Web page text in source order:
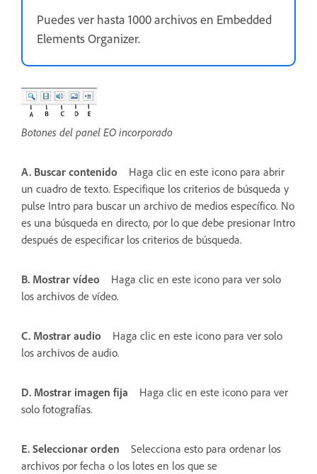
Puedes ver hasta 1000 archivos en Embedded
Elements Organizer.
Botones del panel EO incorporado
A. Buscar contenido
Haga clic en este icono para abrir
un cuadro de texto. Especifique los criterios de búsqueda y
pulse Intro para buscar un archivo de medios específico. No
es una búsqueda en directo, por lo que debe presionar Intro
después de especificar los criterios de búsqueda.
B. Mostrar vídeo
Haga clic en este icono para ver solo
los archivos de vídeo.
C. Mostrar audio
Haga clic en este icono para ver solo
los archivos de audio.
D. Mostrar imagen fija
Haga clic en este icono para ver
solo fotografías.
E. Seleccionar orden
Selecciona esto para ordenar los
archivos por fecha o los lotes en los que se